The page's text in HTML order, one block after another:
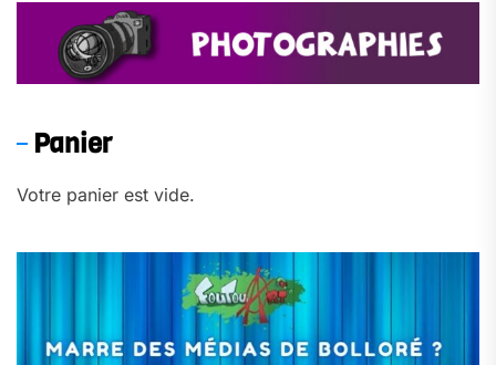
Panier
Votre panier est vide.